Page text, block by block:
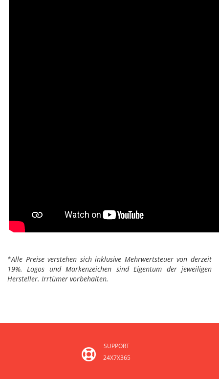
*Alle Preise verstehen sich inklusive Mehrwertsteuer von derzeit
19%. Logos und Markenzeichen sind Eigentum der jeweiligen
Hersteller. Irrtümer vorbehalten.
SUPPORT
24X7X365